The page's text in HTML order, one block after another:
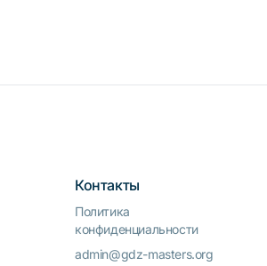
Контакты
Политика
конфиденциальности
admin@gdz-masters.org